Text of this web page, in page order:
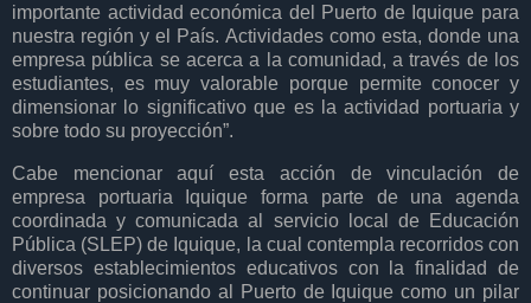
importante actividad económica del Puerto de Iquique para
nuestra región y el País. Actividades como esta, donde una
empresa pública se acerca a la comunidad, a través de los
estudiantes, es muy valorable porque permite conocer y
dimensionar lo significativo que es la actividad portuaria y
sobre todo su proyección”.
Cabe mencionar aquí esta acción de vinculación de
empresa portuaria Iquique forma parte de una agenda
coordinada y comunicada al servicio local de Educación
Pública (SLEP) de Iquique, la cual contempla recorridos con
diversos establecimientos educativos con la finalidad de
continuar posicionando al Puerto de Iquique como un pilar